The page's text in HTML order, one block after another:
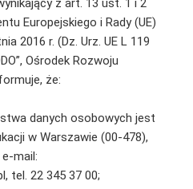
z art. 13 ust. 1 i 2
Europejskiego i Rady (UE)
2016 r. (Dz. Urz. UE L 119
Ośrodek Rozwoju
że:
danych osobowych jest
w Warszawie (00-478),
mail:
tel. 22 345 37 00;